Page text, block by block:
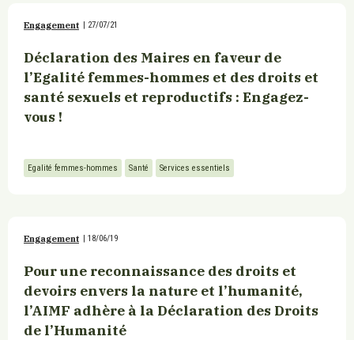
Engagement 27/07/21
Déclaration des Maires en faveur de
l’Egalité femmes-hommes et des droits et
santé sexuels et reproductifs : Engagez-
vous !
Egalité femmes-hommes Santé Services essentiels
Engagement | 18/06/19
Pour une reconnaissance des droits et
devoirs envers la nature et l’humanité,
l’AIMF adhère à la Déclaration des Droits
de l’Humanité